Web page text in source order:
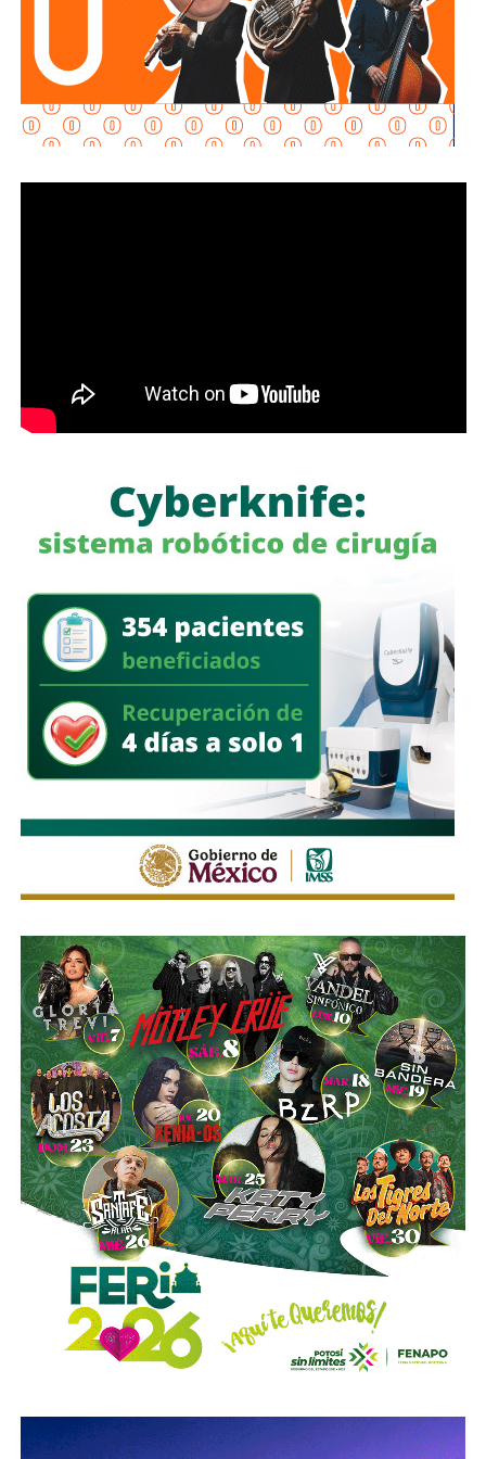
desnivel Manuel José Othón y el bulevar Jacobo Payán,
además del monitoreo permanente en el Puente Pemex.
Por su parte,
Interapas puso en operación la bomba
automática instalada en el Puente Pemex
La Dirección de Gestión Ecológica y Manejo de
desplegó cuadrillas para retirar ramas, residuos y
materiales acumulados en coladeras y alcantarillas,
además de continuar con la limpieza de las zonas donde
El Gobierno Municipal reiteró que mantiene activos los
protocolos de atención durante la temporada de lluvias e
hizo un llamado a la población a evitar tirar basura en la vía
pública, ya que los desechos obstruyen la infraestructura
pluvial y favorecen los encharcamientos.
También lee:Domingo de Pilas lleva servicios de salud y
rehabilitación urbana a Villas del Sauzalito